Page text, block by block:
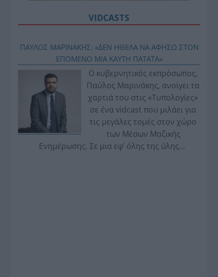
VIDCASTS
ΠΑΥΛΟΣ ΜΑΡΙΝΑΚΗΣ: «ΔΕΝ ΗΘΕΛΑ ΝΑ ΑΦΗΣΩ ΣΤΟΝ
ΕΠΟΜΕΝΟ ΜΙΑ ΚΑΥΤΗ ΠΑΤΑΤΑ»
Ο κυβερνητικός εκπρόσωπος,
Παύλος Μαρινάκης, ανοίγει τα
χαρτιά του στις «Τυπολογίες»
σε ένα vidcast που μιλάει για
τις μεγάλες τομές στον χώρο
των Μέσων Μαζικής
Ενημέρωσης. Σε μια εφ’ όλης της ύλης